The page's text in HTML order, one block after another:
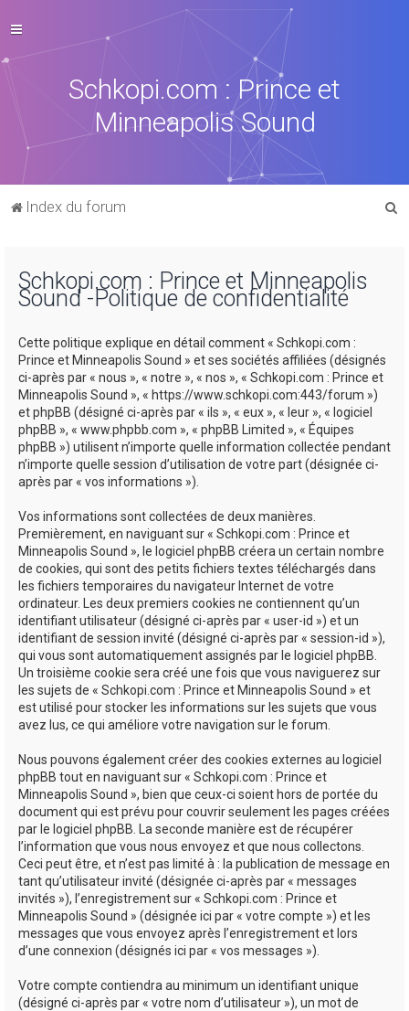
Schkopi.com : Prince et
Minneapolis Sound
Index du forum
Schkopi.com : Prince et Minneapolis
Sound -Politique de confidentialité
Cette politique explique en détail comment « Schkopi.com :
Prince et Minneapolis Sound » et ses sociétés affiliées (désignés
ci-après par « nous », « notre », « nos », « Schkopi.com : Prince et
Minneapolis Sound », « https://www.schkopi.com:443/forum »)
et phpBB (désigné ci-après par « ils », « eux », « leur », « logiciel
phpBB », « www.phpbb.com », « phpBB Limited », « Équipes
phpBB ») utilisent n’importe quelle information collectée pendant
n’importe quelle session d’utilisation de votre part (désignée ci-
après par « vos informations »).
Vos informations sont collectées de deux manières.
Premièrement, en naviguant sur « Schkopi.com : Prince et
Minneapolis Sound », le logiciel phpBB créera un certain nombre
de cookies, qui sont des petits fichiers textes téléchargés dans
les fichiers temporaires du navigateur Internet de votre
ordinateur. Les deux premiers cookies ne contiennent qu’un
identifiant utilisateur (désigné ci-après par « user-id ») et un
identifiant de session invité (désigné ci-après par « session-id »),
qui vous sont automatiquement assignés par le logiciel phpBB.
Un troisième cookie sera créé une fois que vous naviguerez sur
les sujets de « Schkopi.com : Prince et Minneapolis Sound » et
est utilisé pour stocker les informations sur les sujets que vous
avez lus, ce qui améliore votre navigation sur le forum.
Nous pouvons également créer des cookies externes au logiciel
phpBB tout en naviguant sur « Schkopi.com : Prince et
Minneapolis Sound », bien que ceux-ci soient hors de portée du
document qui est prévu pour couvrir seulement les pages créées
par le logiciel phpBB. La seconde manière est de récupérer
l’information que vous nous envoyez et que nous collectons.
Ceci peut être, et n’est pas limité à : la publication de message en
tant qu’utilisateur invité (désignée ci-après par « messages
invités »), l’enregistrement sur « Schkopi.com : Prince et
Minneapolis Sound » (désignée ici par « votre compte ») et les
messages que vous envoyez après l’enregistrement et lors
d’une connexion (désignés ici par « vos messages »).
Votre compte contiendra au minimum un identifiant unique
(désigné ci-après par « votre nom d’utilisateur »), un mot de